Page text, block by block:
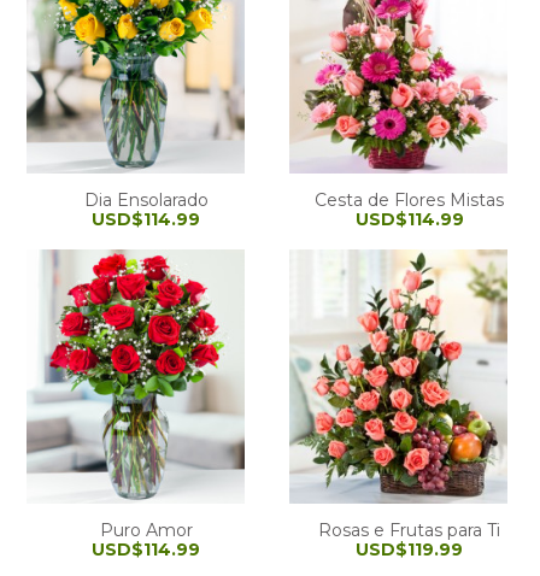
Dia Ensolarado
USD$114.99
Cesta de Flores Mistas
USD$114.99
Puro Amor
USD$114.99
Rosas e Frutas para Ti
USD$119.99